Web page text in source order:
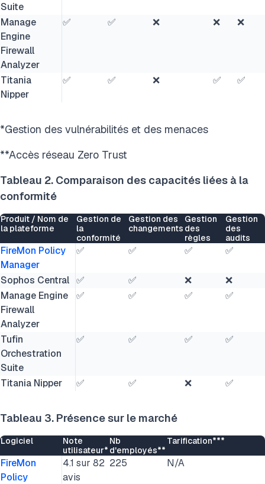
Suite
Manage
Engine
Firewall
Analyzer
✅ ✅ ❌ ❌ ❌
Titania
Nipper
✅ ✅ ❌ ✅ ✅
*Gestion des vulnérabilités et des menaces
**Accès réseau Zero Trust
Tableau 2. Comparaison des capacités liées à la
conformité
Produit / Nom de
la plateforme
Gestion de
la
conformité
Gestion des
changements
Gestion
des
règles
Gestion
des
audits
FireMon Policy
Manager
✅ ✅ ✅ ✅
Sophos Central ✅ ✅ ❌
❌
Manage Engine
Firewall
Analyzer
✅ ✅ ✅ ✅
Tufin
Orchestration
Suite
✅ ✅ ✅ ✅
Titania Nipper ✅ ✅ ❌ ✅
Tableau 3. Présence sur le marché
Logiciel
Note
utilisateur*
Nb
d'employés**
Tarification***
FireMon
Policy
4.1 sur 82
avis
225 N/A